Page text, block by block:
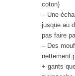
coton)
– Une
jusque au
pas faire
– Des
nettement
+ gants